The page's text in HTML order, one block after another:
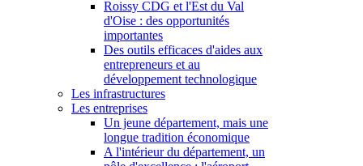
Roissy CDG et l'Est du Val
d'Oise : des opportunités
importantes
Des outils efficaces d'aides aux
entrepreneurs et au
développement technologique
Les infrastructures
Les entreprises
Un jeune département, mais une
longue tradition économique
A l'intérieur du département, un